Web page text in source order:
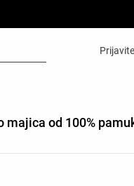
majica od 100%